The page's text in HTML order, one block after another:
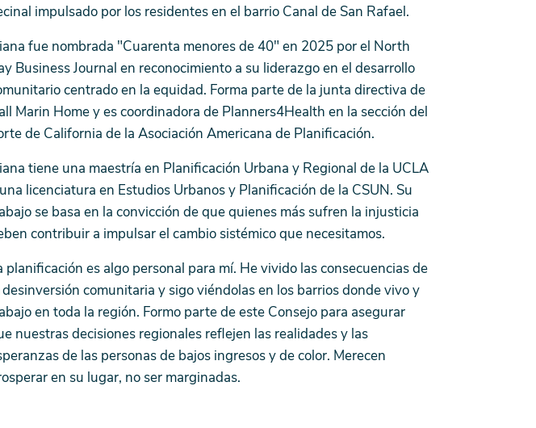
impulsado por los residentes en el barrio Canal de San Rafael.
fue nombrada "Cuarenta menores de 40" en 2025 por el North
Business Journal en reconocimiento a su liderazgo en el desarrollo
centrado en la equidad. Forma parte de la junta directiva de
Marin Home y es coordinadora de Planners4Health en la sección del
de California de la Asociación Americana de Planificación.
tiene una maestría en Planificación Urbana y Regional de la UCLA
licenciatura en Estudios Urbanos y Planificación de la CSUN. Su
se basa en la convicción de que quienes más sufren la injusticia
contribuir a impulsar el cambio sistémico que necesitamos.
planificación es algo personal para mí. He vivido las consecuencias de
desinversión comunitaria y sigo viéndolas en los barrios donde vivo y
en toda la región. Formo parte de este Consejo para asegurar
nuestras decisiones regionales reflejen las realidades y las
de las personas de bajos ingresos y de color. Merecen
en su lugar, no ser marginadas.